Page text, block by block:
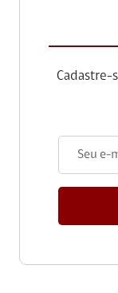
Cadastre-